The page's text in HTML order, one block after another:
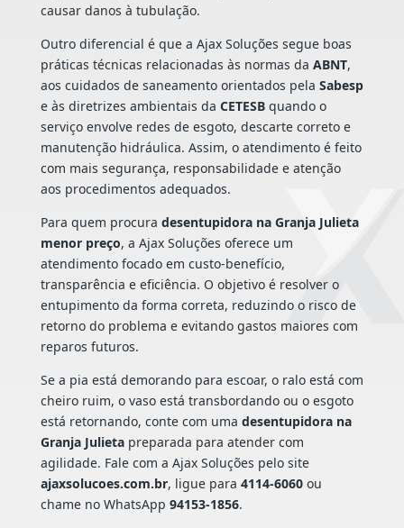
causar danos à tubulação.
Outro diferencial é que a Ajax Soluções segue boas
práticas técnicas relacionadas às normas da ABNT,
aos cuidados de saneamento orientados pela Sabesp
e às diretrizes ambientais da CETESBquando o
serviço envolve redes de esgoto, descarte correto e
manutenção hidráulica. Assim, o atendimento é feito
com mais segurança, responsabilidade e atenção
aos procedimentos adequados.
Para quem procura desentupidora na Granja Julieta
menor preço, a Ajax Soluções oferece um
atendimento focado em custo-benefício,
transparência e eficiência. O objetivo é resolver o
entupimento da forma correta, reduzindo o risco de
retorno do problema e evitando gastos maiores com
reparos futuros.
Se a pia está demorando para escoar, o ralo está com
cheiro ruim, o vaso está transbordando ou o esgoto
está retornando, conte com uma desentupidora na
Granja Julietapreparada para atender com
agilidade. Fale com a Ajax Soluções pelo site
ajaxsolucoes.com.br, ligue para 4114-6060ou
chame no WhatsApp 94153-1856.